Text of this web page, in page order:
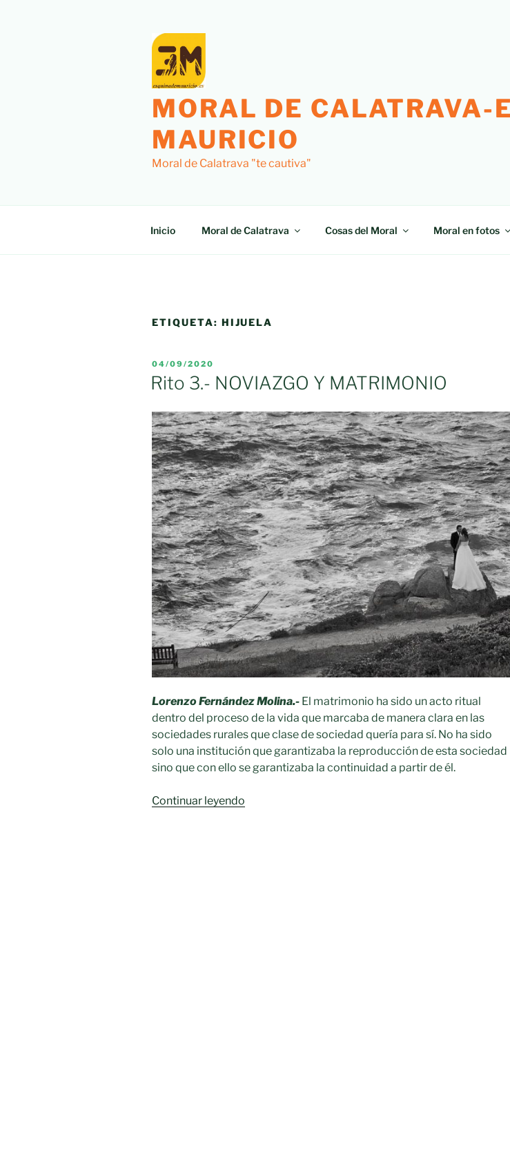
MORAL DE CALATRAVA-
MAURICIO
Moral de Calatrava "te cautiva"
Inicio Moral de Calatrava Cosas del Moral Moral en fotos
ETIQUETA: HIJUELA
PUBLICADO
EL
04/09/2020
Rito 3.- NOVIAZGO Y MATRIMONIO
Lorenzo Fernández Molina.- El matrimonio ha sido un acto ritual
dentro del proceso de la vida que marcaba de manera clara en las
sociedades rurales que clase de sociedad quería para sí. No ha sido
solo una institución que garantizaba la reproducción de esta sociedad
sino que con ello se garantizaba la continuidad a partir de él.
Continuar leyendo